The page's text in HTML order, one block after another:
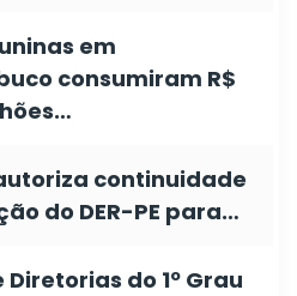
em
consumiram R$
continuidade
do DER-PE para…
Diretorias do 1º Grau